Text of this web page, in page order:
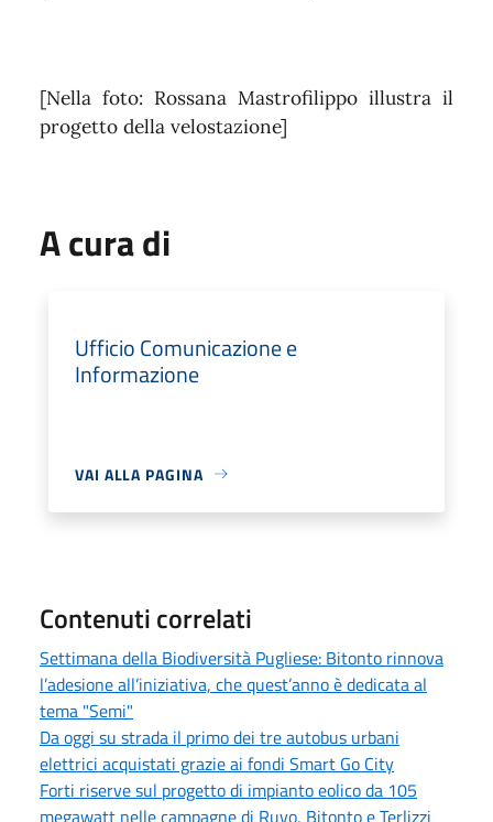
[Nella foto: Rossana Mastrofilippo illustra il
progetto della velostazione]
A cura di
Ufficio Comunicazione e
Informazione
VAI ALLA PAGINA
Contenuti correlati
Settimana della Biodiversità Pugliese: Bitonto rinnova
l’adesione all’iniziativa, che quest’anno è dedicata al
tema "Semi"
Da oggi su strada il primo dei tre autobus urbani
elettrici acquistati grazie ai fondi Smart Go City
Forti riserve sul progetto di impianto eolico da 105
megawatt nelle campagne di Ruvo, Bitonto e Terlizzi